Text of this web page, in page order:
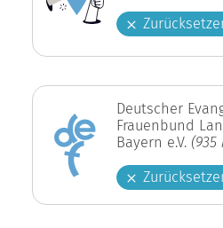
Deutscher
Frauenbund
Bayern e.V. (935